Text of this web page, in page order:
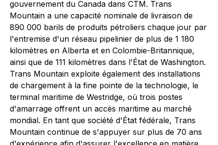
gouvernement du Canada dans CTM. Trans
Mountain a une capacité nominale de livraison de
890 000 barils de produits pétroliers chaque jour par
l'entremise d'un réseau pipelinier de plus de 1 180
kilomètres en Alberta et en Colombie-Britannique,
ainsi que de 111 kilomètres dans l'État de Washington.
Trans Mountain exploite également des installations
de chargement à la fine pointe de la technologie, le
terminal maritime de Westridge, où trois postes
d'amarrage offrent un accès maritime au marché
mondial. En tant que société d'État fédérale, Trans
Mountain continue de s'appuyer sur plus de 70 ans